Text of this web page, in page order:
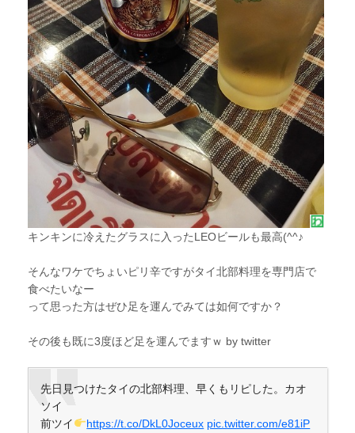
キンキンに冷えたグラスに入ったLEOビールも最高(^^♪
そんなワケでちょいピリ辛ですがタイ北部料理を専門店で
食べたいなー
って思った方はぜひ足を運んでみては如何ですか？
その後も既に3度ほど足を運んでますｗ by twitter
先日見つけたタイの北部料理、早くもリピした。カオ
ソイ
前ツイ
https://t.co/DkL0Joceux pic.twitter.com/e81iP